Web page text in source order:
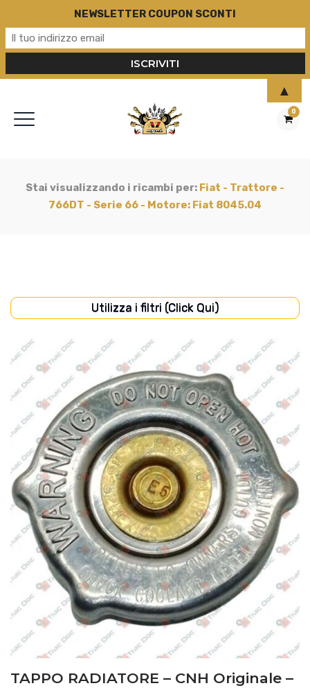
0
Stai visualizzando i ricambi per: Fiat - Trattore -
766DT - Serie 66 - Motore: Fiat 8045.04
Utilizza i filtri (Click Qui)
CARROZZERIA (19)
DISCHI FRIZIONE (37)
FILTRI(53)
FRENI(20)
IMPIANTO ELETTRICO(131)
IMPIANTO IDRAULICO(29)
MOTORE(216)
POMPE(52)
PONTE ANTERIORE(13)
TRASMISSIONE(108)
Disponibile
TAPPO RADIATORE – CNH Originale –
NEWSLETTER COUPON SCONTI
▲